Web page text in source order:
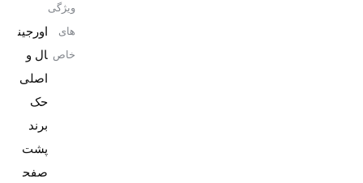
ویژگی
های
خاص
اورجین
ال و
حک
برند
پشت
صفح